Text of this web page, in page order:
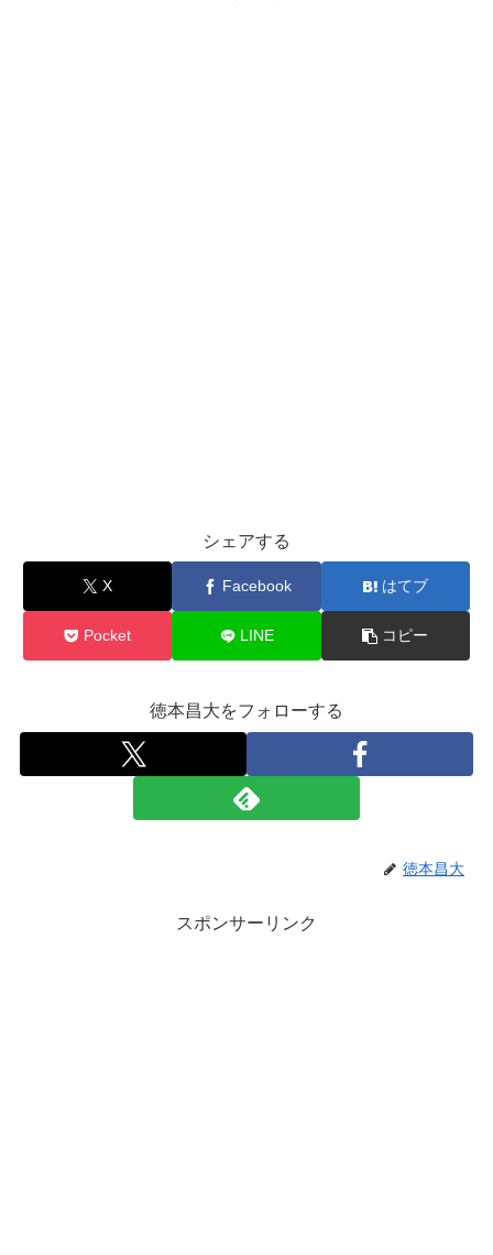
シェアする
X Facebook はてブ
Pocket LINE コピー
徳本昌大をフォローする
徳本昌大
スポンサーリンク